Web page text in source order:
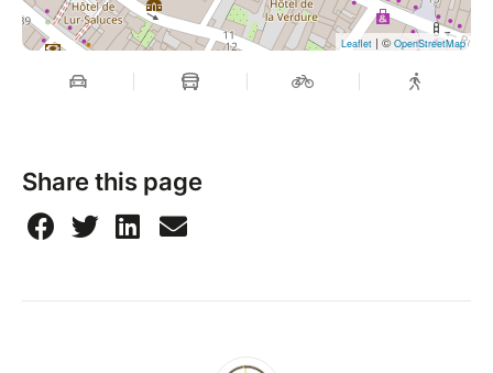
Leaflet | © OpenStreetMap
Share this page